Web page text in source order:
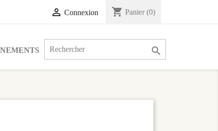
 Connexion shopping_cart Panier (0)
